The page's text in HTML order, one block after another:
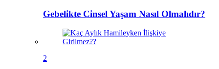
Gebelikte Cinsel Yaşam Nasıl Olmalıdır?
2